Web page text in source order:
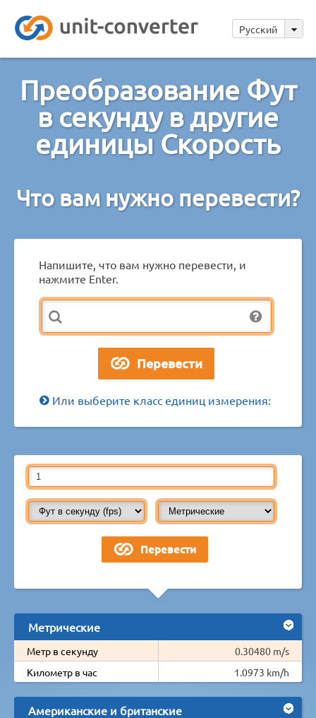
Русский
Преобразование Фут
в секунду в другие
единицы Скорость
Что вам нужно перевести?
Напишите, что вам нужно перевести, и
нажмите Enter.
Или выберите класс единиц измерения:
Метрические
Метр в секунду
0.30480 m/s
Километр в час
1.0973 km/h
Американские и британские